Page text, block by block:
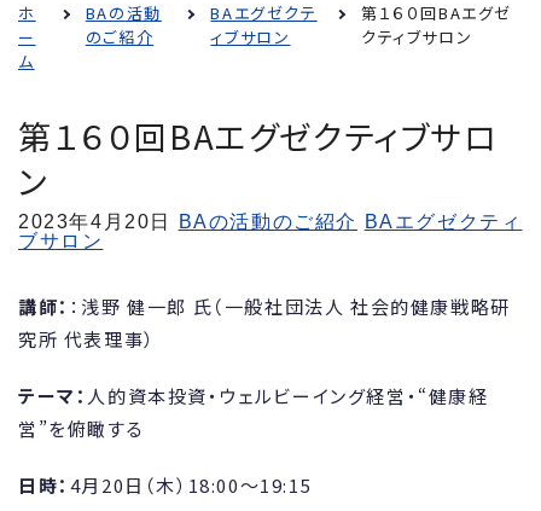
ホ
ー
ム
BAの活動
のご紹介
BAエグゼクテ
ィブサロン
第１６０回BAエグゼ
クティブサロン
第１６０回BAエグゼクティブサロ
ン
2023年4月20日 BAの活動のご紹介
BAエグゼクティ
ブサロン
講師： ：浅野 健一郎 氏（一般社団法人 社会的健康戦略研
究所 代表理事）
テーマ： 人的資本投資・ウェルビーイング経営・“健康経
営”を俯瞰する
日時： 4月20日（木）18:00～19:15